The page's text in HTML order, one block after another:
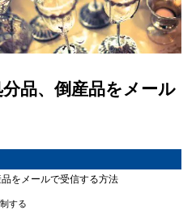
品、倒産品をメール
をメールで受信する方法
する